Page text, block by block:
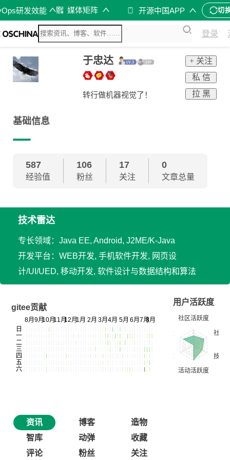
研发效能 媒体矩阵 开源中国APP 切
登录
于忠达
转行做机器视觉了！
+ 关注
私 信
拉 黑
基础信息
587
经验值
106
粉丝
17
关注
0
文章总量
技术雷达
专长领域：Java EE, Android, J2ME/K-Java
开发平台：WEB开发, 手机软件开发, 网页设
计/UI/UED, 移动开发, 软件设计与数据结构和算法
gitee贡献
用户活跃度
资讯 博客
造物
智库
动弹
收藏
评论
粉丝 关注